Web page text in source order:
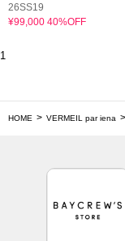
26SS19
¥99,000 40%OFF
1
HOME VERMEIL par iena